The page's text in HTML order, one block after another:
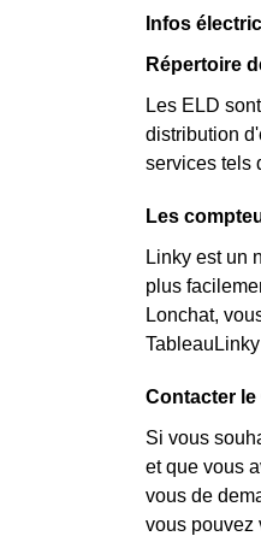
Infos
Répertoire
Les ELD
distribution
services tels
Les
Linky est un
plus
Lonchat,
TableauLinky
Contacter
Si vous
et que vous
vous de
vous pouvez